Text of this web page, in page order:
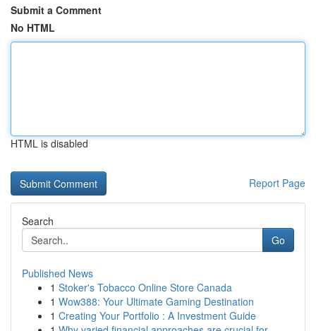
Submit a Comment
No HTML
HTML is disabled
Report Page
Search
Go
Published News
1 Stoker's Tobacco Online Store Canada
1 Wow388: Your Ultimate Gaming Destination
1 Creating Your Portfolio : A Investment Guide